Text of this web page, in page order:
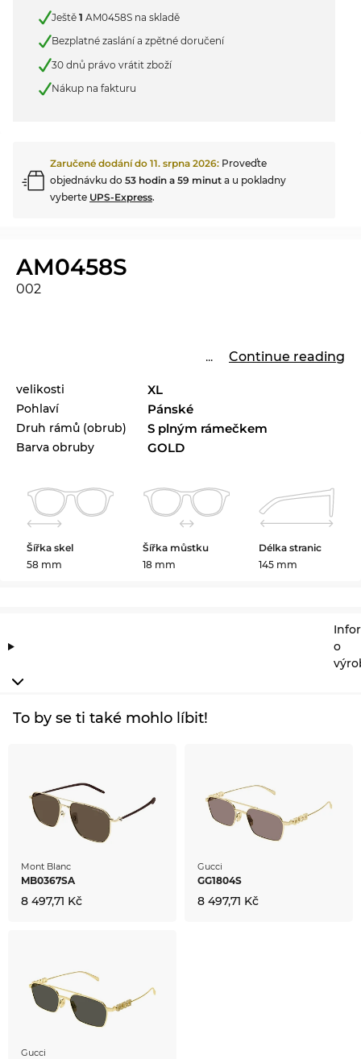
Ještě 1 AM0458S na skladě
Bezplatné zaslání a zpětné doručení
30 dnů právo vrátit zboží
Nákup na fakturu
Zaručené dodání do 11. srpna 2026: Proveďte
objednávku do 53 hodin a 59 minut a u pokladny
vyberte UPS-Express.
AM0458S
002
... Continue reading
velikosti XL
Pohlaví Pánské
Druh rámů (obrub) S plným rámečkem
Barva obruby GOLD
Šířka skel
58 mm
Šířka můstku
18 mm
Délka stranic
145 mm
o
To by se ti také mohlo líbit!
Mont Blanc
MB0367SA
8 497,71 Kč
Gucci
GG1804S
8 497,71 Kč
Gucci